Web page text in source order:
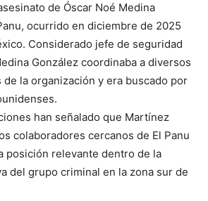
de Óscar Noé Medina
ocurrido en diciembre de 2025
Considerado jefe de seguridad
González coordinaba a diversos
la organización y era buscado por
han señalado que Martínez
colaboradores cercanos de El Panu
posición relevante dentro de la
del grupo criminal en la zona sur de